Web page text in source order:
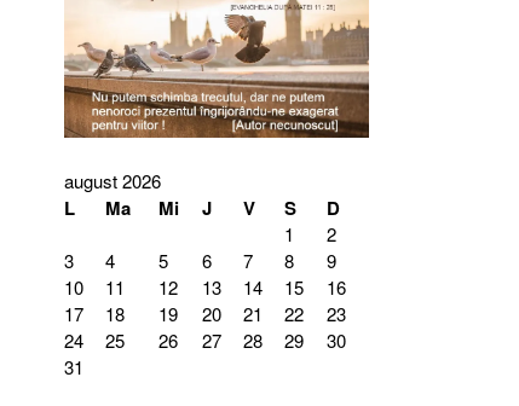
august 2026
L Ma Mi J V S D
1
2
3
4 5 6 7 8
9
10
11 12 13 14 15
16
17
18 19 20 21 22
23
24
25 26 27 28 29
30
31